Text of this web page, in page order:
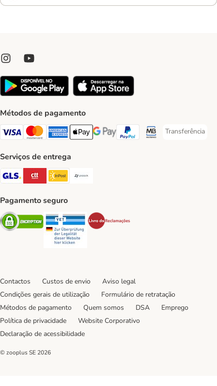
Métodos de pagamento
Visa Payment Method
Mastercard Payment Method
American Express Payment Method
Apple Pay Payment Method
Google Pay Payment Method
PayPal Payment Method
Multibanco Payment
Transferência
Transferência
Serviços de entrega
GLS Shipping Method
CTTExpress Shipping Method
InPost Shipping Method
Pagamento seguro
Security Security
Contactos Custos de envio
Aviso legal
Condições gerais de utilização
Formulário de retratação
Métodos de pagamento
Quem somos DSA
Emprego
Política de privacidade
Website Corporativo
Declaração de acessibilidade
© zooplus SE 2026